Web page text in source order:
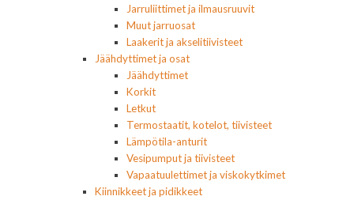
Jarruliittimet ja ilmausruuvit
Muut jarruosat
Laakerit ja akselitiivisteet
Jäähdyttimet ja osat
Jäähdyttimet
Korkit
Letkut
Termostaatit, kotelot, tiivisteet
Lämpötila-anturit
Vesipumput ja tiivisteet
Vapaatuulettimet ja viskokytkimet
Kiinnikkeet ja pidikkeet